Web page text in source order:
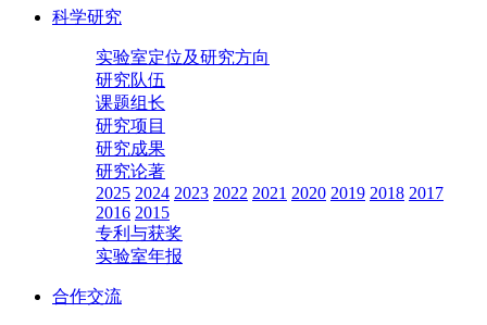
科学研究
实验室定位及研究方向
研究队伍
课题组长
研究项目
研究成果
研究论著
2025 2024 2023 2022 2021 2020 2019 2018 2017
2016 2015
专利与获奖
实验室年报
合作交流